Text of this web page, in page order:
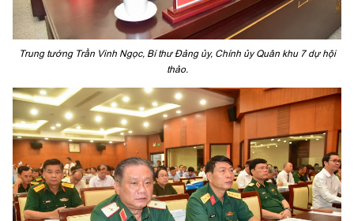
Trung tướng Trần Vinh Ngọc, Bí thư Đảng ủy, Chính ủy Quân khu 7 dự hội
thảo.